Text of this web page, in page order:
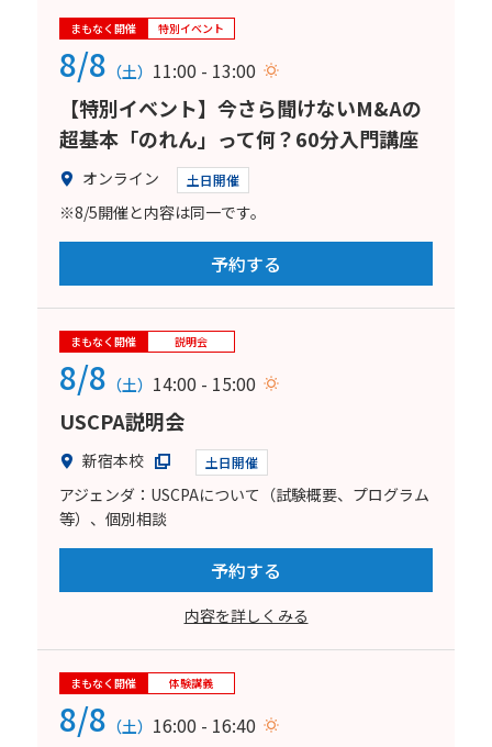
まもなく開催 特別イベント
8/8 （土） 11:00 - 13:00
【特別イベント】今さら聞けないM&Aの
超基本「のれん」って何？60分入門講座
オンライン 土日開催
※8/5開催と内容は同一です。
予約する
まもなく開催 説明会
8/8 （土） 14:00 - 15:00
USCPA説明会
新宿本校 土日開催
アジェンダ：USCPAについて（試験概要、プログラム
等）、個別相談
予約する
内容を詳しくみる
まもなく開催 体験講義
8/8 （土） 16:00 - 16:40